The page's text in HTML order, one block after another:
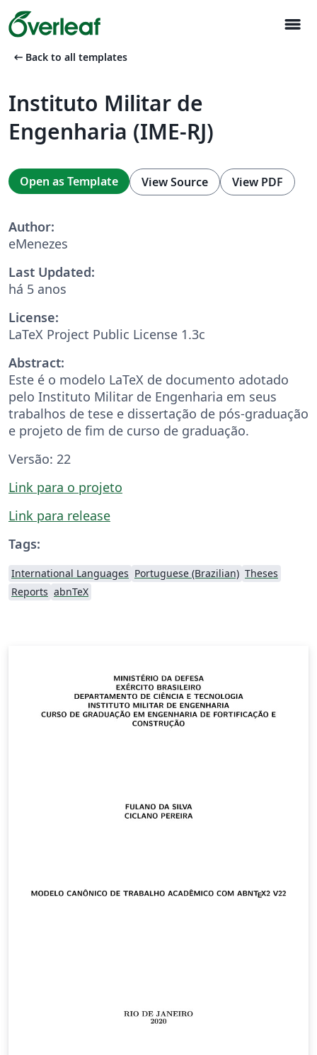
menu
arrow_left_alt Back to all templates
Instituto Militar de
Engenharia (IME-RJ)
Open as Template View Source View PDF
Author:
eMenezes
Last Updated:
há 5 anos
License:
LaTeX Project Public License 1.3c
Abstract:
Este é o modelo LaTeX de documento adotado
pelo Instituto Militar de Engenharia em seus
trabalhos de tese e dissertação de pós-graduação
e projeto de fim de curso de graduação.
Versão: 22
Link para o projeto
Link para release
Tags:
International Languages Portuguese (Brazilian) Theses
Reports abnTeX